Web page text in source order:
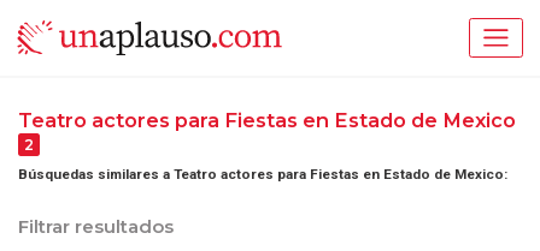
Teatro actores para Fiestas en Estado de Mexico
2
Búsquedas similares a Teatro actores para Fiestas en Estado de Mexico:
Filtrar resultados